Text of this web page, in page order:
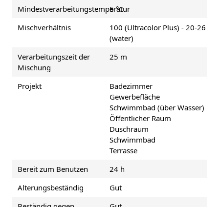
Mindestverarbeitungstemperatur
5 °C
Mischverhältnis
100 (Ultracolor Plus) - 20-26
(water)
Verarbeitungszeit der
Mischung
25 m
Projekt
Badezimmer
Gewerbefläche
Schwimmbad (über Wasser)
Öffentlicher Raum
Duschraum
Schwimmbad
Terrasse
Bereit zum Benutzen
24 h
Alterungsbeständig
Gut